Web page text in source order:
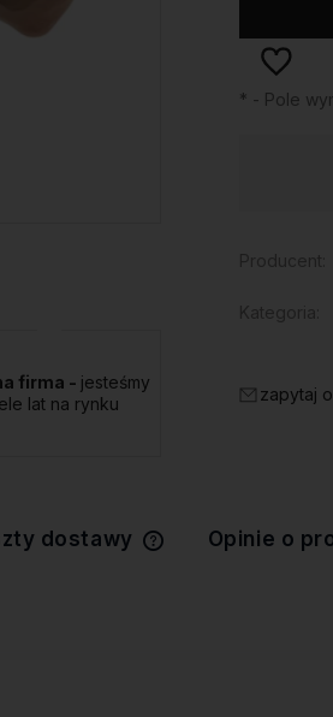
firma - jesteśmy
lat na rynku
* - Pole
zapytaj
dostawy Opinie o